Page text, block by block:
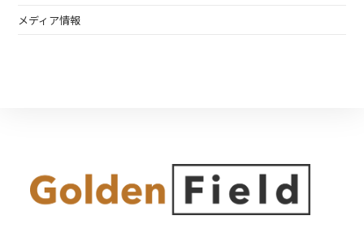
メディア情報